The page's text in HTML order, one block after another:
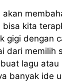
bisa kita
gigi dengan
dari memilih
lagu atau
banyak ide